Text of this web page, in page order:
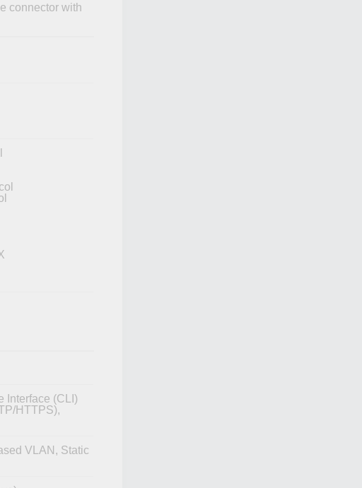
connector with
Interface (CLI)
HTTPS),
VLAN, Static